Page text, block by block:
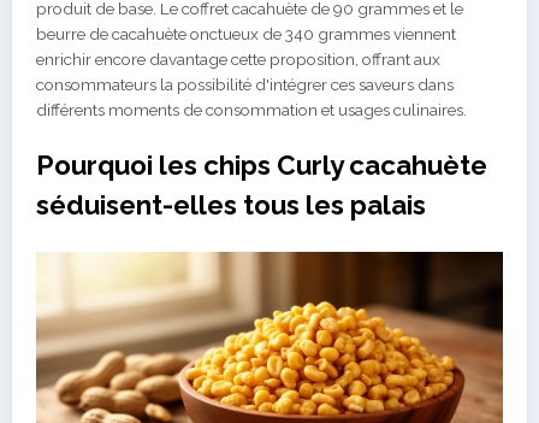
produit de base. Le coffret cacahuète de 90 grammes et le
beurre de cacahuète onctueux de 340 grammes viennent
enrichir encore davantage cette proposition, offrant aux
consommateurs la possibilité d'intégrer ces saveurs dans
différents moments de consommation et usages culinaires.
Pourquoi les chips Curly cacahuète
séduisent-elles tous les palais